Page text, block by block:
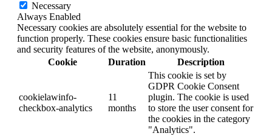
Necessary
Always Enabled
Necessary cookies are absolutely essential for the website to
function properly. These cookies ensure basic functionalities
and security features of the website, anonymously.
Cookie
Duration Description
cookielawinfo-
checkbox-analytics
11
months
This cookie is set by
GDPR Cookie Consent
plugin. The cookie is used
to store the user consent for
the cookies in the category
"Analytics".